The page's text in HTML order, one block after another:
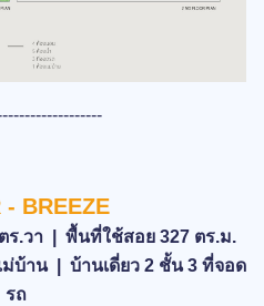
- BREEZE
ร.วา | พื้นที่ใช้สอย 327 ตร.ม.
บ้าน | บ้านเดี่ยว 2 ชั้น 3 ที่จอด
รถ